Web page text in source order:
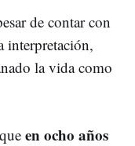
de contar con
interpretación,
la vida como
en ocho años